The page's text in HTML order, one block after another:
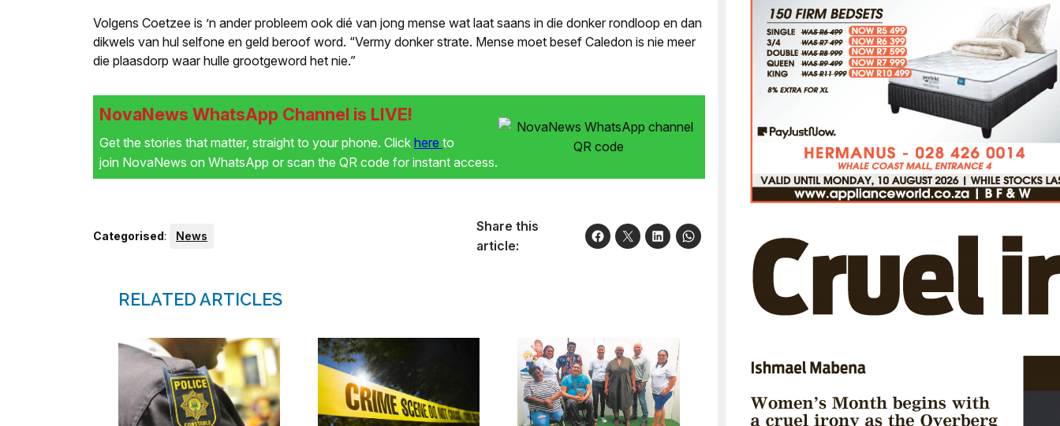
Volgens Coetzee is ’n ander probleem ook dié van jong mense wat laat saans in die donker rondloop en dan
dikwels van hul selfone en geld beroof word. “Vermy donker strate. Mense moet besef Caledon is nie meer
die plaasdorp waar hulle grootgeword het nie.”
NovaNews WhatsApp Channel is LIVE!
Get the stories that matter, straight to your phone. Click here to
join NovaNews on WhatsApp or scan the QR code for instant access.
Categorised: News
Share this
article:
RELATED ARTICLES